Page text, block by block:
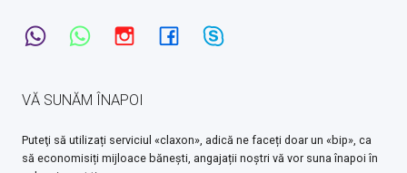
VĂ SUNĂM ÎNAPOI
Puteţi să utilizați serviciul «claxon», adică ne faceți doar un «bip», ca
să economisiți mijloace bănești, angajații noștri vă vor suna înapoi în